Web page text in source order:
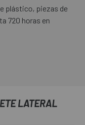
plástico, piezas de
720 horas en
LATERAL